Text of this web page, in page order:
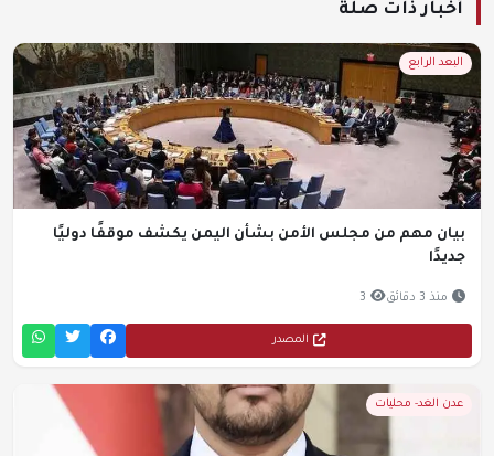
أخبار ذات صلة
البعد الرابع
بيان مهم من مجلس الأمن بشأن اليمن يكشف موقفًا دوليًا
جديدًا
منذ 3 دقائق 3
المصدر
عدن الغد- محليات